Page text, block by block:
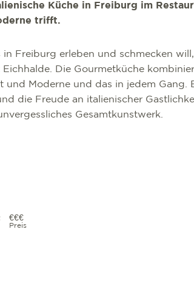
Küche in Freiburg im
trifft.
Freiburg erleben und schmecken
Die Gourmetküche
und Moderne und das in jedem Gang.
die Freude an italienischer
Gesamtkunstwerk.
€€€
Preis